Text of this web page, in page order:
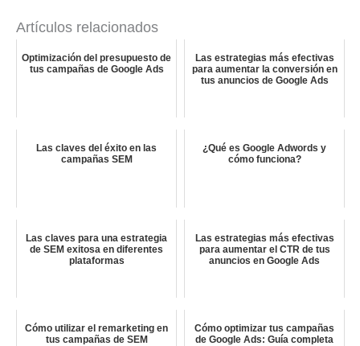
Artículos relacionados
Optimización del presupuesto de
tus campañas de Google Ads
Las estrategias más efectivas
para aumentar la conversión en
tus anuncios de Google Ads
Las claves del éxito en las
campañas SEM
¿Qué es Google Adwords y
cómo funciona?
Las claves para una estrategia
de SEM exitosa en diferentes
plataformas
Las estrategias más efectivas
para aumentar el CTR de tus
anuncios en Google Ads
Cómo utilizar el remarketing en
tus campañas de SEM
Cómo optimizar tus campañas
de Google Ads: Guía completa